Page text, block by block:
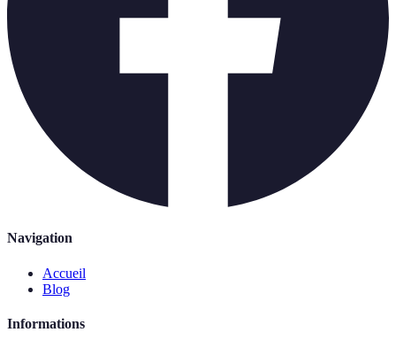
Navigation
Accueil
Blog
Informations